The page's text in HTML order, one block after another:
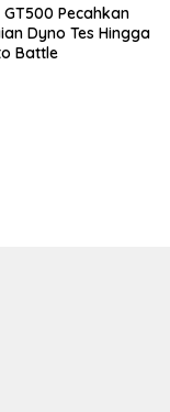
Pecahkan
Dyno Tes Hingga
Battle